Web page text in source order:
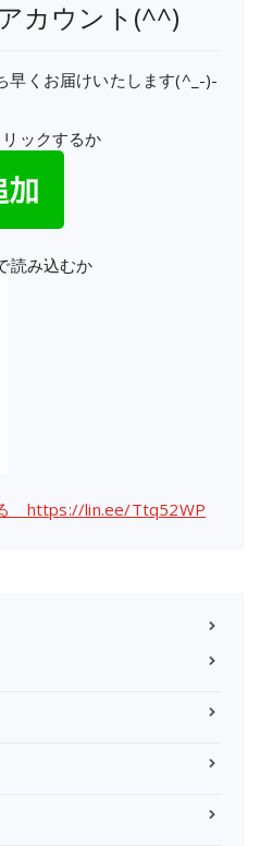
カウント(^^)
早くお届けいたします(^_-)-
ックするか
読み込むか
https://lin.ee/Ttq52WP